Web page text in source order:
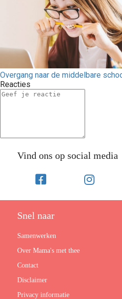
Overgang naar de middelbare
Reacties
Vind ons op social media
Snel naar
Samenwerken
Over Mama's met thee
Contact
Disclaimer
Privacy informatie